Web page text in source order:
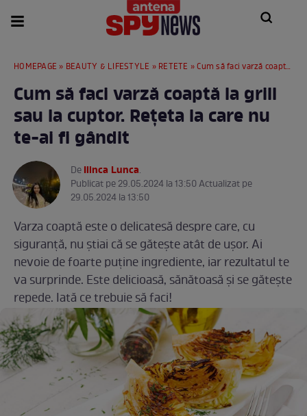
HOMEPAGE » BEAUTY & LIFESTYLE » RETETE » Cum să faci varză coaptă la grill sau la cuptor. Rețeta la care nu te-ai fi gândit
Cum să faci varză coaptă la grill
sau la cuptor. Rețeta la care nu
te-ai fi gândit
DeIlinca Lunca.
Publicat pe 29.05.2024 la 13:50 Actualizat pe
29.05.2024 la 13:50
Varza coaptă este o delicatesă despre care, cu
siguranță, nu știai că se gătește atât de ușor. Ai
nevoie de foarte puține ingrediente, iar rezultatul te
va surprinde. Este delicioasă, sănătoasă și se gătește
repede. Iată ce trebuie să faci!